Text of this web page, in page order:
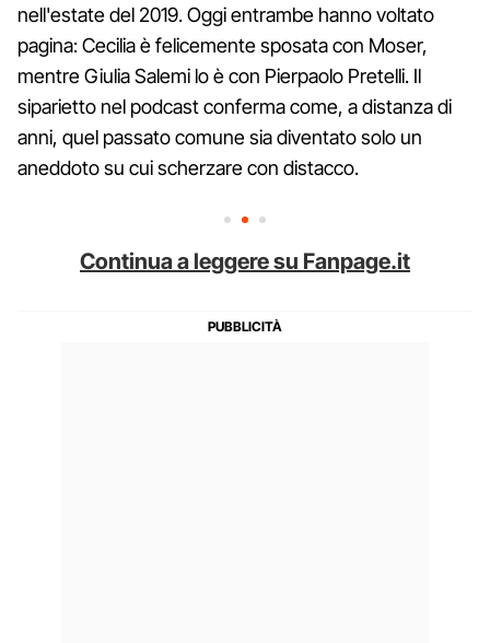
nell'estate del 2019. Oggi entrambe hanno voltato
pagina: Cecilia è felicemente sposata con Moser,
mentre Giulia Salemi lo è con Pierpaolo Pretelli. Il
siparietto nel podcast conferma come, a distanza di
anni, quel passato comune sia diventato solo un
aneddoto su cui scherzare con distacco.
Continua a leggere su Fanpage.it